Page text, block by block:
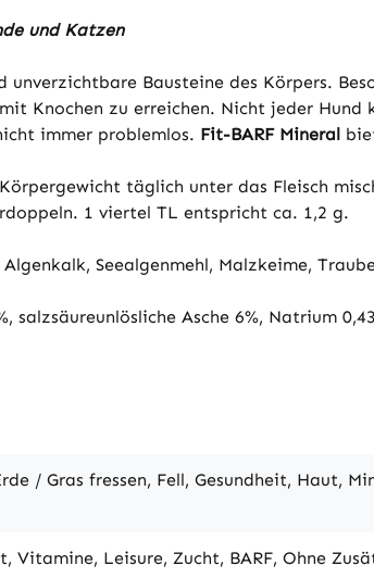
und Katzen
unverzichtbare Bausteine des Körpers.
Knochen zu erreichen. Nicht jeder
immer problemlos. Fit-BARF Mineral
täglich unter das Fleisch
1 viertel TL entspricht ca. 1,2 g.
Seealgenmehl, Malzkeime,
Asche 6%, Natrium
/ Gras fressen, Fell, Gesundheit, Haut,
Vitamine, Leisure, Zucht, BARF, Ohne